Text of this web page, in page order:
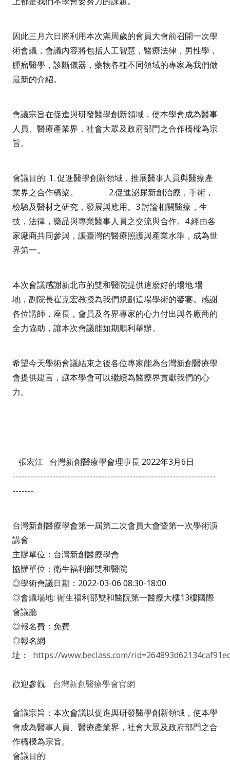
因此三月六日將利用本次滿周歲的會員大會前召開一次學
術會議，會議內容將包括人工智慧，醫療法律，男性學，
腫瘤醫學，診斷儀器，藥物各種不同領域的專家為我們做
最新的介紹。
會議宗旨在促進與研發醫學創新領域，使本學會成為醫事
人員、醫療產業界，社會大眾及政府部門之合作橋樑為宗
旨。
會議目的: 1. 促進醫學創新領域，推展醫事人員與醫療產
業界之合作橋梁。
2.促進泌尿新創治療，手術，
檢驗及醫材之研究，發展與應用。 3.討論相關醫療，生
技，法律，藥品與專業醫事人員之交流與合作。 4.經由各
家廠商共同參與，讓臺灣的醫療照護與產業水準，成為世
界第一。
本次會議感謝新北市的雙和醫院提供這麼好的場地.場
地，副院長崔克宏教授為我們規劃這場學術的饗宴。感謝
各位講師，座長，會員及各界專家的心力付出與各廠商的
全力協助，讓本次會議能如期順利舉辦。
希望今天學術會議結束之後各位專家能為台灣新創醫療學
會提供建言，讓本學會可以繼續為醫療界貢獻我們的心
力。
張宏江 台灣新創醫療學會理事長 2022年3月6日
------------------------------------------------------------------
-------
台灣新創醫療學會第一屆第二次會員大會暨第一次學術演
講會
主辦單位：台灣新創醫療學會
協辦單位：衛生福利部雙和醫院
◎學術會議日期：2022-03-06 08:30-18:00
◎會議場地: 衛生福利部雙和醫院第一醫療大樓13樓國際
會議廳
◎報名費：免費
◎報名網
址：
https://www.beclass.com/
歡迎參觀: 台灣新創醫療學會官網
會議宗旨：本次會議以促進與研發醫學創新領域，使本學
會成為醫事人員、醫療產業界，社會大眾及政府部門之合
作橋樑為宗旨。
會議目的: